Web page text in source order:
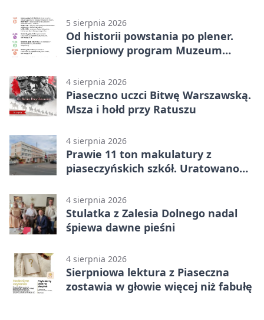
5 sierpnia 2026
Od historii powstania po plener.
Sierpniowy program Muzeum
4 sierpnia 2026
Piaseczno uczci Bitwę Warszawską.
Msza i hołd przy Ratuszu
4 sierpnia 2026
Prawie 11 ton makulatury z
piaseczyńskich szkół. Uratowano
4 sierpnia 2026
Stulatka z Zalesia Dolnego nadal
śpiewa dawne pieśni
4 sierpnia 2026
Sierpniowa lektura z Piaseczna
zostawia w głowie więcej niż fabułę